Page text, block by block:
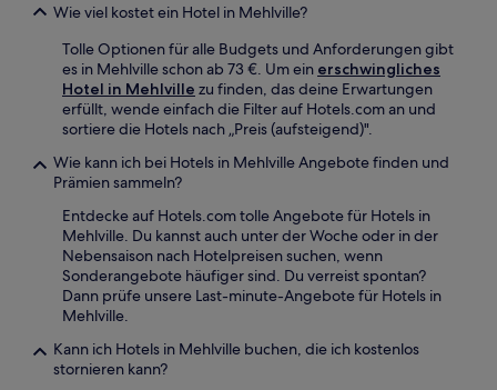
Wie viel kostet ein Hotel in Mehlville?
Tolle Optionen für alle Budgets und Anforderungen gibt
es in Mehlville schon ab 73 €. Um ein erschwingliches
Hotel in Mehlville zu finden, das deine Erwartungen
erfüllt, wende einfach die Filter auf Hotels.com an und
sortiere die Hotels nach „Preis (aufsteigend)".
Wie kann ich bei Hotels in Mehlville Angebote finden und
Prämien sammeln?
Entdecke auf Hotels.com tolle Angebote für Hotels in
Mehlville. Du kannst auch unter der Woche oder in der
Nebensaison nach Hotelpreisen suchen, wenn
Sonderangebote häufiger sind. Du verreist spontan?
Dann prüfe unsere Last-minute-Angebote für Hotels in
Mehlville.
Kann ich Hotels in Mehlville buchen, die ich kostenlos
stornieren kann?